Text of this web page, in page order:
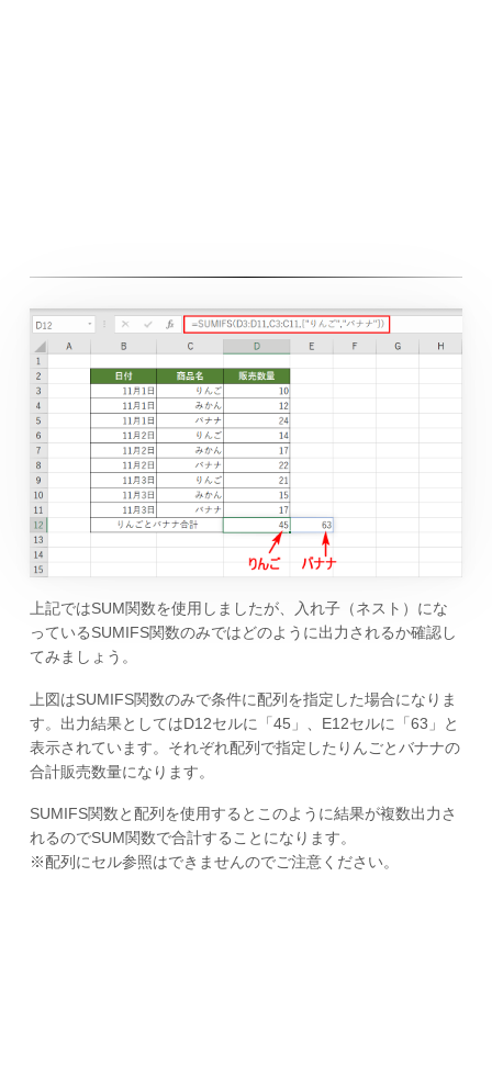
上記ではSUM関数を使用しましたが、入れ子（ネスト）にな
っているSUMIFS関数のみではどのように出力されるか確認し
てみましょう。
上図はSUMIFS関数のみで条件に配列を指定した場合になりま
す。出力結果としてはD12セルに「45」、E12セルに「63」と
表示されています。それぞれ配列で指定したりんごとバナナの
合計販売数量になります。
SUMIFS関数と配列を使用するとこのように結果が複数出力さ
れるのでSUM関数で合計することになります。
※配列にセル参照はできませんのでご注意ください。